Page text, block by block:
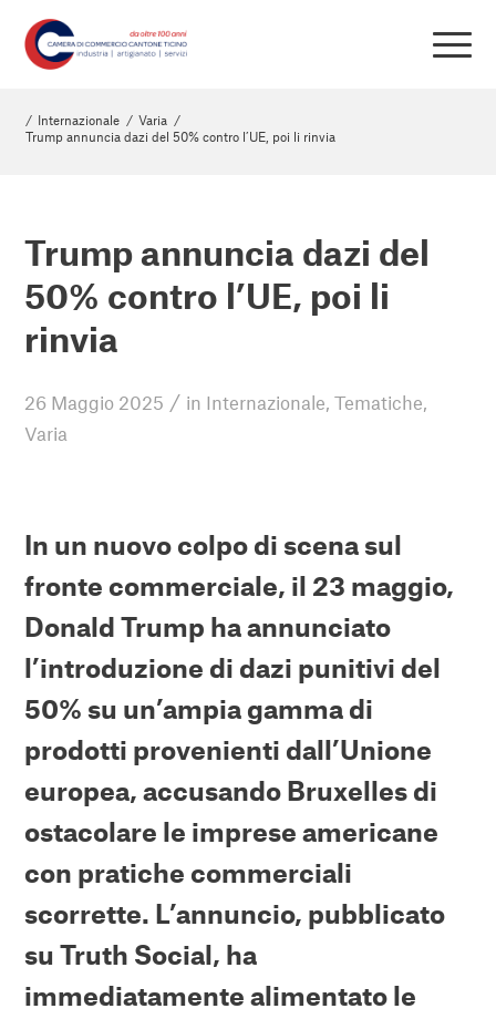
/ Internazionale / Varia /
Trump annuncia dazi del 50% contro l’UE, poi li rinvia
Trump annuncia dazi del
50% contro l’UE, poi li
rinvia
26 Maggio 2025 / in Internazionale,Tematiche,
Varia
In un nuovo colpo di scena sul
fronte commerciale, il 23 maggio,
Donald Trump ha annunciato
l’introduzione di dazi punitivi del
50% su un’ampia gamma di
prodotti provenienti dall’Unione
europea, accusando Bruxelles di
ostacolare le imprese americane
con pratiche commerciali
scorrette. L’annuncio, pubblicato
su Truth Social, ha
immediatamente alimentato le